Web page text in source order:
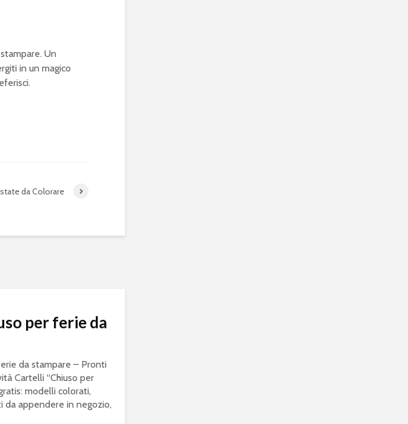
Un
in un magico
da Colorare
per ferie da
da stampare – Pronti
Cartelli “Chiuso per
modelli colorati,
da appendere in negozio,